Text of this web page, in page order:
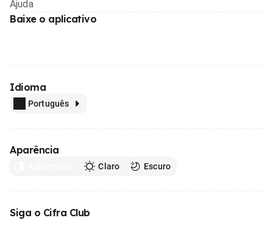
Ajuda
Baixe o aplicativo
Idioma
Português
Aparência
Claro Escuro
Siga o Cifra Club